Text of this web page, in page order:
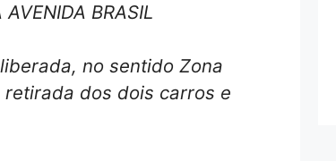
BRASIL
no sentido Zona
retirada dos dois carros e